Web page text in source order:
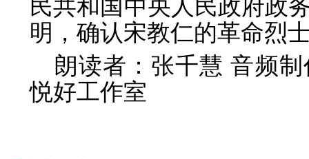
民共和国中央人民政府政
明，确认宋教仁的革命烈
朗读者：张千慧 音频
悦好工作室